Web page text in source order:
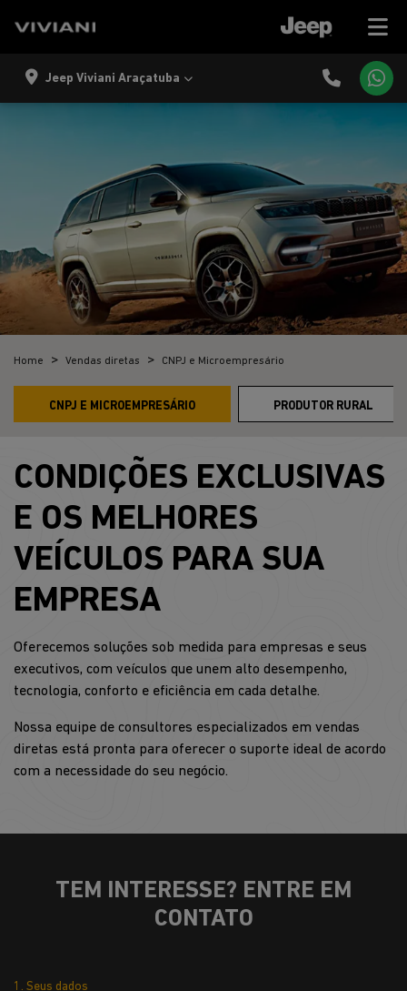
Jeep Viviani Araçatuba
Home Vendas diretas CNPJ e Microempresário
CNPJ E MICROEMPRESÁRIO PRODUTOR RURAL
CONDIÇÕES EXCLUSIVAS
E OS MELHORES
VEÍCULOS PARA SUA
EMPRESA
Oferecemos soluções sob medida para empresas e seus
executivos, com veículos que unem alto desempenho,
tecnologia, conforto e eficiência em cada detalhe.
Nossa equipe de consultores especializados em vendas
diretas está pronta para oferecer o suporte ideal de acordo
com a necessidade do seu negócio.
TEM INTERESSE? ENTRE EM
CONTATO
1. Seus dados